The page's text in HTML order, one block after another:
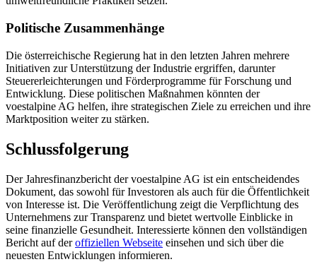
Politische Zusammenhänge
Die österreichische Regierung hat in den letzten Jahren mehrere
Initiativen zur Unterstützung der Industrie ergriffen, darunter
Steuererleichterungen und Förderprogramme für Forschung und
Entwicklung. Diese politischen Maßnahmen könnten der
voestalpine AG helfen, ihre strategischen Ziele zu erreichen und ihre
Marktposition weiter zu stärken.
Schlussfolgerung
Der Jahresfinanzbericht der voestalpine AG ist ein entscheidendes
Dokument, das sowohl für Investoren als auch für die Öffentlichkeit
von Interesse ist. Die Veröffentlichung zeigt die Verpflichtung des
Unternehmens zur Transparenz und bietet wertvolle Einblicke in
seine finanzielle Gesundheit. Interessierte können den vollständigen
Bericht auf deroffiziellen Webseite einsehen und sich über die
neuesten Entwicklungen informieren.